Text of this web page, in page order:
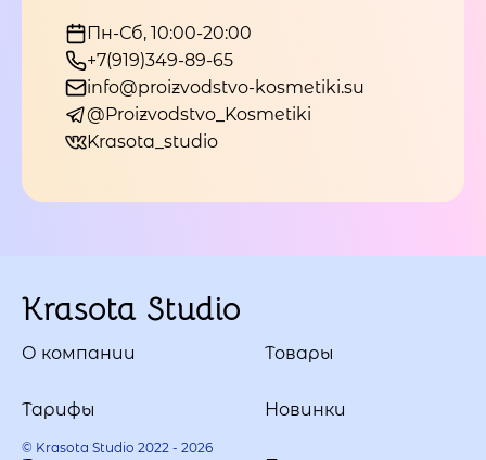
Пн-Сб, 10:00-20:00
+7(919)349-89-65
info@proizvodstvo-kosmetiki.su
@Proizvodstvo_Kosmetiki
Krasota_studio
Krasota Studio
© Krasota Studio 2022 - 2026
О компании Товары
Тарифы Новинки